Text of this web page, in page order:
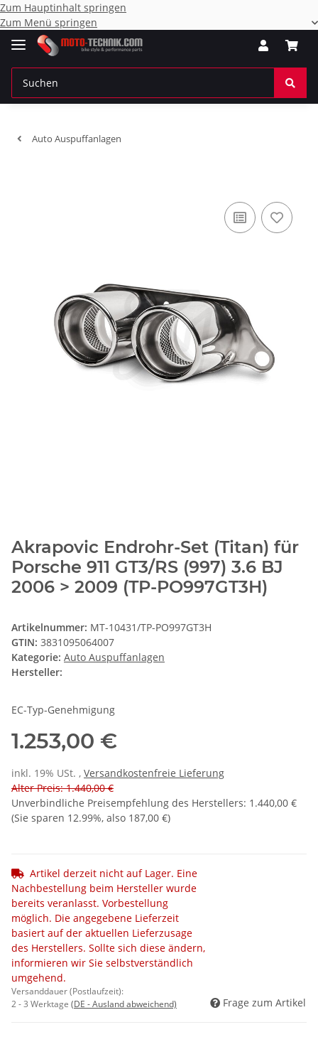
Zum Hauptinhalt springen
Zum Menü springen
Auto Auspuffanlagen
Akrapovic Endrohr-Set (Titan) für
Porsche 911 GT3/RS (997) 3.6 BJ
2006 > 2009 (TP-PO997GT3H)
Artikelnummer: MT-10431/TP-PO997GT3H
GTIN: 3831095064007
Kategorie: Auto Auspuffanlagen
Hersteller:
EC-Typ-Genehmigung
1.253,00 €
inkl. 19% USt. , Versandkostenfreie Lieferung
Alter Preis: 1.440,00 €
Unverbindliche Preisempfehlung des Herstellers: 1.440,00 €
(Sie sparen 12.99%, also 187,00 €)
Artikel derzeit nicht auf Lager. Eine
Nachbestellung beim Hersteller wurde
bereits veranlasst. Vorbestellung
möglich. Die angegebene Lieferzeit
basiert auf der aktuellen Lieferzusage
des Herstellers. Sollte sich diese ändern,
informieren wir Sie selbstverständlich
umgehend.
Versanddauer (Postlaufzeit):
2 - 3 Werktage (DE - Ausland abweichend) Frage zum Artikel